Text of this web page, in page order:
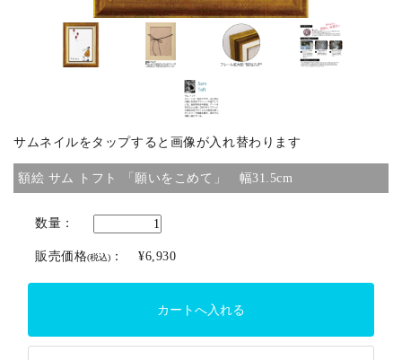
素材
ブランド
サムネイルをタップすると画像が入れ替わります
額絵 サム トフト 「願いをこめて」 幅31.5cm
数量：
販売価格(税込) ： ¥6,930